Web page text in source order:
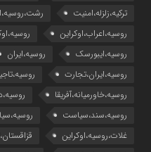
ترکیه،زلزله،امنیت
روسیه،اعراب،اوکراین
روسیه،ایبورسک
روسیه،ایران
روسیه،ایران،تجارت
روسیه،خاورمیانه،آفریقا
روسیه،سند،سیاست
غلات،روسیه،اوکراین